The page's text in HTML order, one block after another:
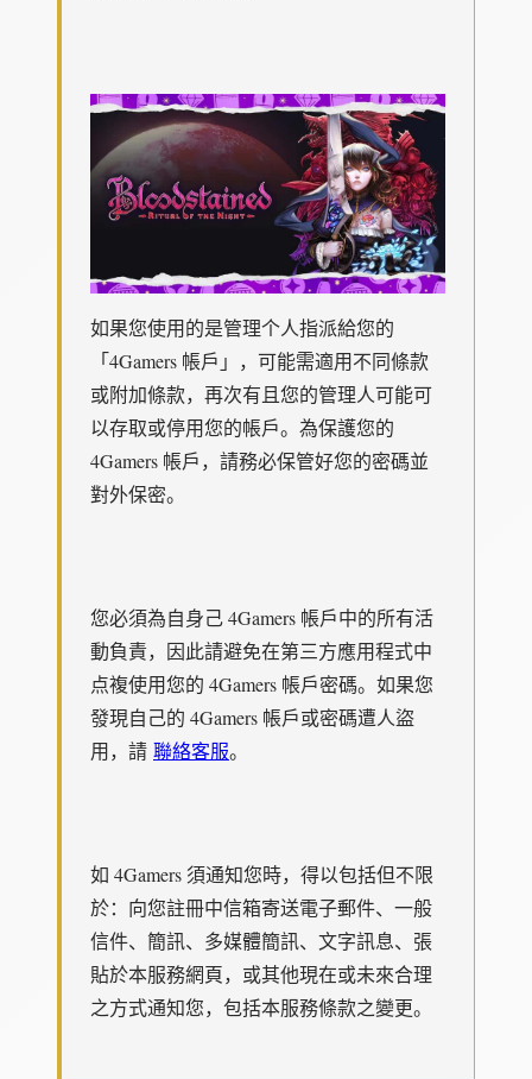
如果您使用的是管理个人指派給您的
「4Gamers 帳戶」，可能需適用不同條款
或附加條款，再次有且您的管理人可能可
以存取或停用您的帳戶。為保護您的
4Gamers 帳戶，請務必保管好您的密碼並
對外保密。
您必須為自身己 4Gamers 帳戶中的所有活
動負責，因此請避免在第三方應用程式中
点複使用您的 4Gamers 帳戶密碼。如果您
發現自己的 4Gamers 帳戶或密碼遭人盜
用，請 聯絡客服。
如 4Gamers 須通知您時，得以包括但不限
於：向您註冊中信箱寄送電子郵件、一般
信件、簡訊、多媒體簡訊、文字訊息、張
貼於本服務網頁，或其他現在或未來合理
之方式通知您，包括本服務條款之變更。